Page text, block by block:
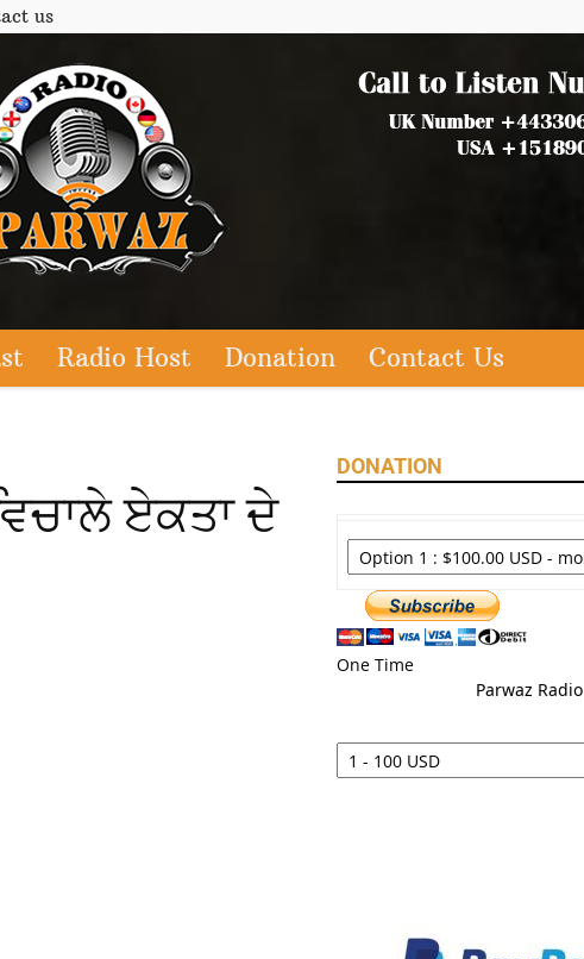
us
Radio Host Donation Contact Us
ਏਕਤਾ ਦੇ
DONATION
One Time
Parwaz Radio